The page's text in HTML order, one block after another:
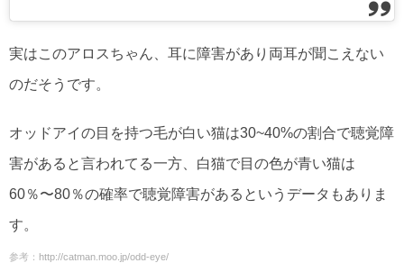
実はこのアロスちゃん、耳に障害があり両耳が聞こえない
のだそうです。
オッドアイの目を持つ毛が白い猫は30~40%の割合で聴覚障
害があると言われてる一方、白猫で目の色が青い猫は
60％〜80％の確率で聴覚障害があるというデータもありま
す。
参考： http://catman.moo.jp/odd-eye/